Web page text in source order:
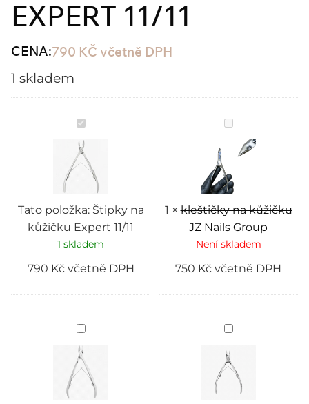
EXPERT 11/11
CENA:790 KČ včetně DPH
1 skladem
Štipky
na
kůžičku
Expert
11/11
Tato položka: Štipky na
kůžičku Expert 11/11
1 skladem
790 Kč včetně DPH
kleštičky
na
kůžičku
Group
1 ×kleštičky na kůžičku
JZ Nails Group
Není skladem
750 Kč včetně DPH
Štipky
na
kůžičku
Expert
10/9
Štipky
na
EXCLUSIVE
20
8M